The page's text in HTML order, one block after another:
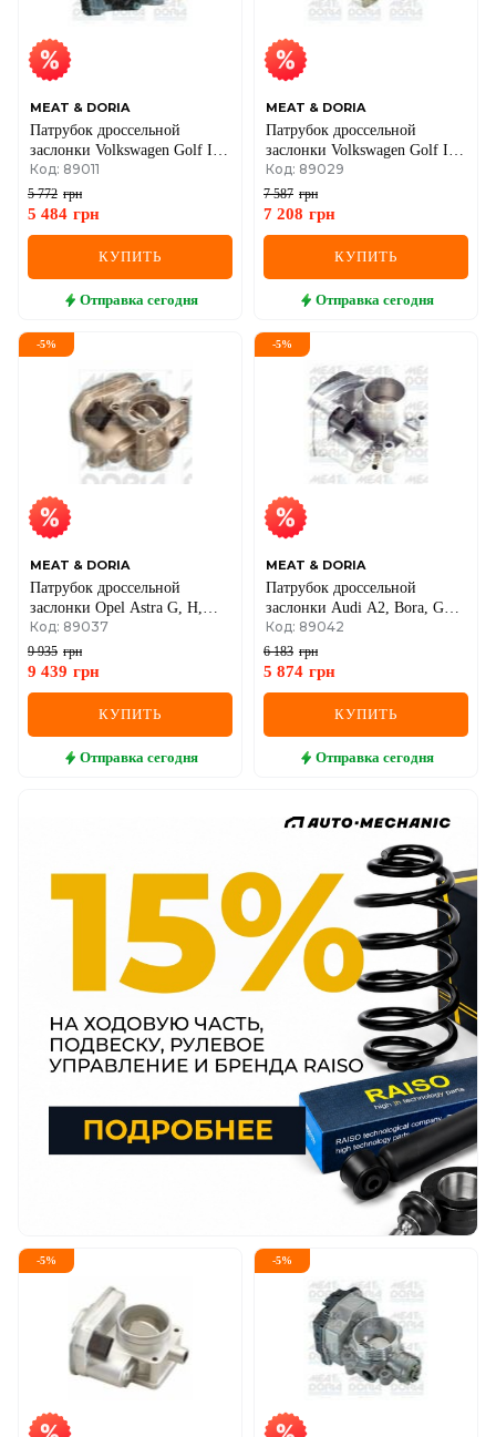
MEAT & DORIA
Патрубок дроссельной
заслонки Volkswagen Golf IV,
Škoda Octavia, SEAT
Код: 89011
5 772 грн
5 484 грн
КУПИТЬ
Отправка сегодня
MEAT & DORIA
Патрубок дроссельной
заслонки Volkswagen Golf IV,
Polo, Seat, Skoda Fabia 1.4/1.6
99–
Код: 89029
7 587 грн
7 208 грн
КУПИТЬ
Отправка сегодня
-5%
MEAT & DORIA
Патрубок дроссельной
заслонки Opel Astra G, H,
Corsa C, Meriva 1.7
DTI/TD/CDTI 98–
Код: 89037
9 935 грн
9 439 грн
КУПИТЬ
Отправка сегодня
-5%
MEAT & DORIA
Патрубок дроссельной
заслонки Audi A2, Bora, Golf
IV, V, Polo, Skoda Fabia I,
Octavia II 1.2/1.4
Код: 89042
6 183 грн
5 874 грн
КУПИТЬ
Отправка сегодня
-5% -5%